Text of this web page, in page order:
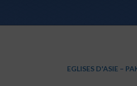
EGLISES D'ASIE –